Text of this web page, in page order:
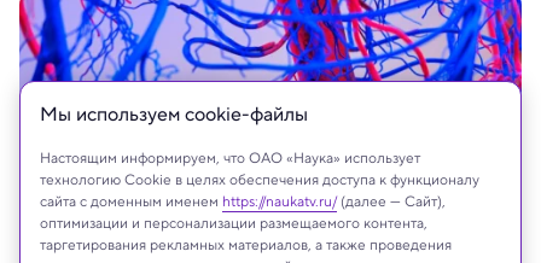
Мы используем сookie-файлы
Настоящим информируем, что ОАО «Наука» использует
технологию Cookie в целях обеспечения доступа к функционалу
сайта с доменным именем https://naukatv.ru/(далее — Сайт),
оптимизации и персонализации размещаемого контента,
таргетирования рекламных материалов, а также проведения